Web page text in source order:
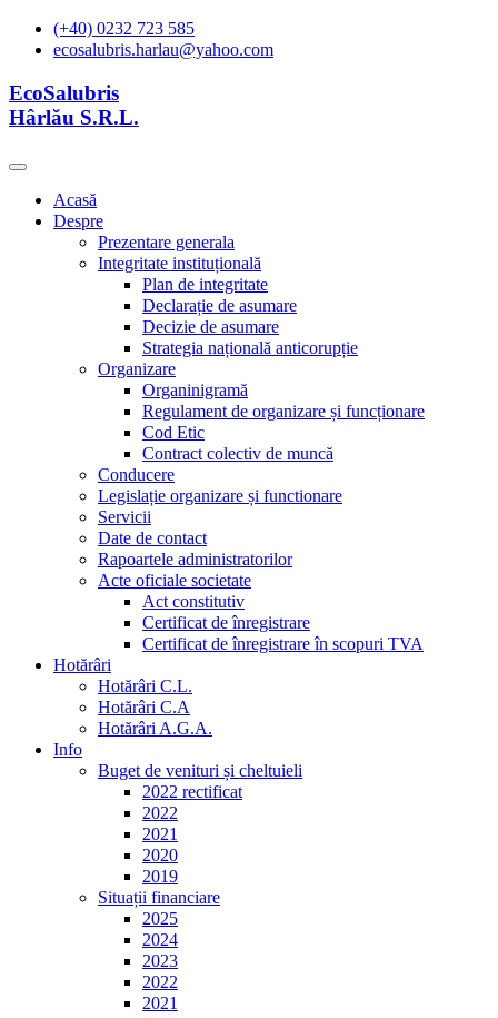
(+40) 0232 723 585
ecosalubris.harlau@yahoo.com
EcoSalubris
Hârlău S.R.L.
Acasă
Despre
Prezentare generala
Integritate instituțională
Plan de integritate
Declarație de asumare
Decizie de asumare
Strategia națională anticorupție
Organizare
Organinigramă
Regulament de organizare și funcționare
Cod Etic
Contract colectiv de muncă
Conducere
Legislație organizare și functionare
Servicii
Date de contact
Rapoartele administratorilor
Acte oficiale societate
Act constitutiv
Certificat de înregistrare
Certificat de înregistrare în scopuri TVA
Hotărâri
Hotărâri C.L.
Hotărâri C.A
Hotărâri A.G.A.
Info
Buget de venituri și cheltuieli
2022 rectificat
2022
2021
2020
2019
Situații financiare
2025
2024
2023
2022
2021